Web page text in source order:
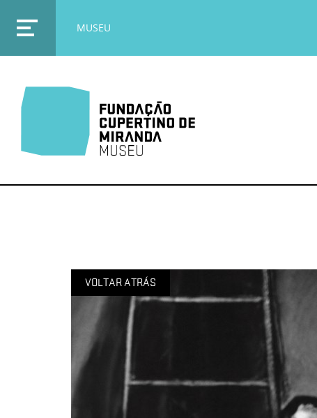
MUSEU
VOLTAR ATRÁS